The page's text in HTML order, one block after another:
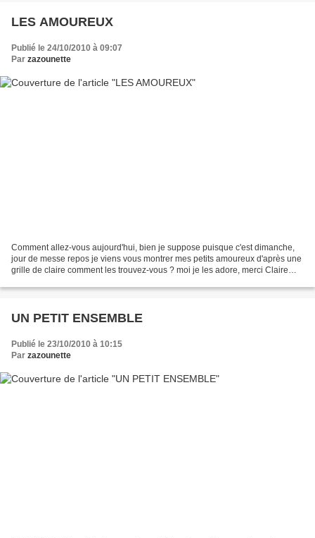
LES AMOUREUX
Publié le 24/10/2010 à 09:07
Par zazounette
Comment allez-vous aujourd'hui, bien je suppose puisque c'est dimanche,
jour de messe repos je viens vous montrer mes petits amoureux d'après une
grille de claire comment les trouvez-vous ? moi je les adore, merci Claire
UN PETIT ENSEMBLE
Publié le 23/10/2010 à 10:15
Par zazounette